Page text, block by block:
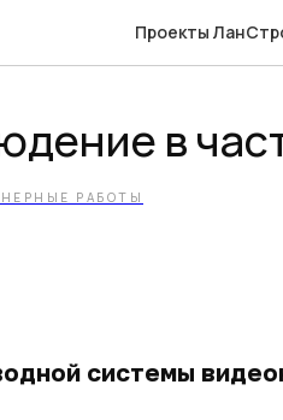
Проекты
в
РАБОТЫ
системы